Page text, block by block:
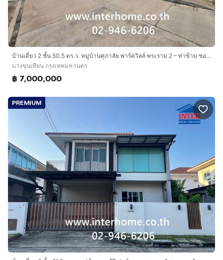
Interhome Realty Estate
www.interhome.co.th
โทร.กดเพื่อดูเบอร์โทร xxxxxx206
https://www.interhome.co.th/propertydetail.php?
propcode=66746
บ้านเดี่ยว 2 ชั้น 50.5 ตร.ว. หมู่บ้านศุภาลัย พาร์ควิลล์ พระราม 2 – ท่าข้าม ซอยอนามัยงามเจริญ31 ถนนพระราม2 (ถนนท่าข้าม)
บางขุนเทียน กรุงเทพมหานคร
฿ 7,000,000
PREMIUM